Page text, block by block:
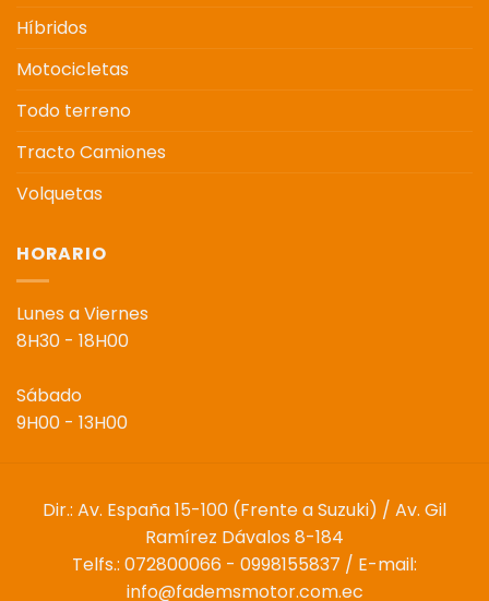
Híbridos
Motocicletas
Todo terreno
Tracto Camiones
Volquetas
HORARIO
Lunes a Viernes
8H30 - 18H00
Sábado
9H00 - 13H00
Dir.: Av. España 15-100 (Frente a Suzuki) / Av. Gil
Ramírez Dávalos 8-184
Telfs.: 072800066 - 0998155837 / E-mail:
info@fademsmotor.com.ec